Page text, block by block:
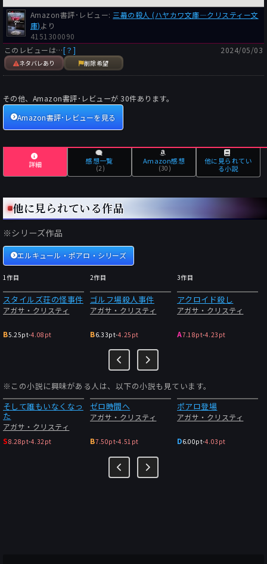
Amazon書評･レビュー: 三幕の殺人 (ハヤカワ文庫―クリスティー文
庫)より
4151300090
このレビューは…[？]
ネタバレあり 削除希望
2024/05/03
その他、Amazon書評･レビューが30件あります。
Amazon書評･レビューを見る
詳細 感想一覧
(2)
Amazon感想
(30)
他に見られてい
る小説
他に見られている作品
※シリーズ作品
エルキュール・ポアロ・シリーズ
1作目
スタイルズ荘の怪事件
アガサ・クリスティ
B5.25pt-4.08pt
2作目
ゴルフ場殺人事件
アガサ・クリスティ
B6.33pt-4.25pt
3作目
アクロイド殺し
アガサ・クリスティ
A7.18pt-4.23pt
※この小説に興味がある人は、以下の小説も見ています。
そして誰もいなくなっ
た
アガサ・クリスティ
S8.28pt-4.32pt
ゼロ時間へ
アガサ・クリスティ
B7.50pt-4.51pt
ポアロ登場
アガサ・クリスティ
D6.00pt-4.03pt